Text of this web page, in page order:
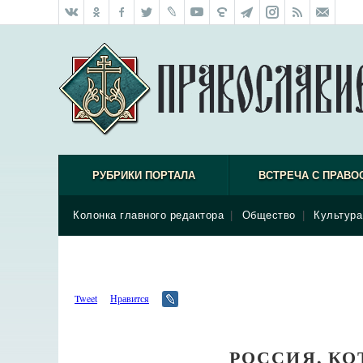
РУБРИКИ ПОРТАЛА ВСТРЕЧА С
Колонка главного редактора Общество Культура
Tweet Нравится
РОССИЯ,